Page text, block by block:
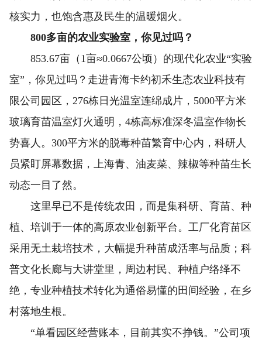
核实力，也饱含惠及民生的温暖烟火。
800多亩的农业实验室，你见过吗？
853.67亩（1亩≈0.0667公顷）的现代化农业“实验
室”，你见过吗？走进青海卡约初禾生态农业科技有
限公司园区，276栋日光温室连绵成片，5000平方米
玻璃育苗温室灯火通明，4栋高标准深冬温室作物长
势喜人。300平方米的脱毒种苗繁育中心内，科研人
员紧盯屏幕数据，上海青、油麦菜、辣椒等种苗生长
动态一目了然。
这里早已不是传统农田，而是集科研、育苗、种
植、培训于一体的高原农业创新平台。工厂化育苗区
采用无土栽培技术，大幅提升种苗成活率与品质；科
普文化长廊与大讲堂里，周边村民、种植户络绎不
绝，专业种植技术转化为通俗易懂的田间经验，在乡
村落地生根。
“单看园区经营账本，目前其实不挣钱。”公司项